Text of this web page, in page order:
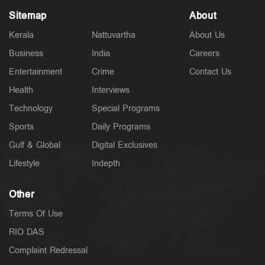
Latest
ഫ്ലാറ്റിലേക്ക് ഓട്ടോയില്‍; പൊലീസിനെ അറിയിച്ച്
3 hours ago
Sitemap
Kerala
Business
Entertainment
Health
Technology
Sports
Gulf & Global
Lifestyle
Nattuvartha
India
Crime
Interviews
Special Programs
Daily Programs
Digital Exclusives
Indepth
About
About Us
Careers
Contact Us
Other
Terms Of Use
RIO DAS
Complaint Redressal